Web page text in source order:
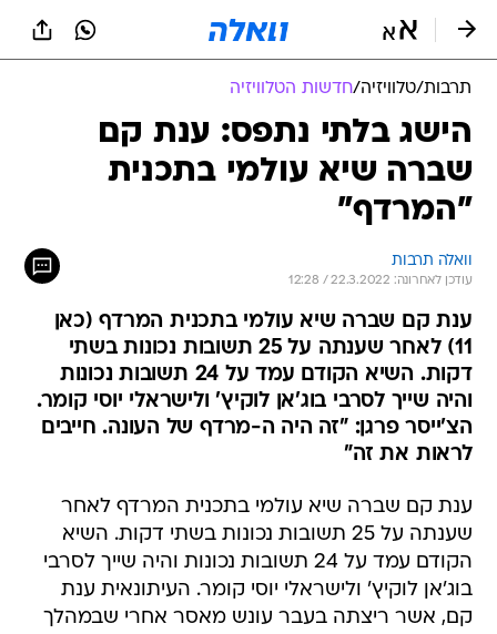
תרבות/טלוויזיה/חדשות הטלוויזיה
הישג בלתי נתפס: ענת קם
שברה שיא עולמי בתכנית
"המרדף"
וואלה תרבות
עודכן לאחרונה: 22.3.2022 / 12:28
ענת קם שברה שיא עולמי בתכנית המרדף (כאן
11) לאחר שענתה על 25 תשובות נכונות בשתי
דקות. השיא הקודם עמד על 24 תשובות נכונות
והיה שייך לסרבי בוג'אן לוקיץ' ולישראלי יוסי קומר.
הצ'ייסר פרגן: "זה היה ה-מרדף של העונה. חייבים
לראות את זה"
ענת קם שברה שיא עולמי בתכנית המרדף לאחר
שענתה על 25 תשובות נכונות בשתי דקות. השיא
הקודם עמד על 24 תשובות נכונות והיה שייך לסרבי
בוג'אן לוקיץ' ולישראלי יוסי קומר. העיתונאית ענת
קם, אשר ריצתה בעבר עונש מאסר אחרי שבמהלך